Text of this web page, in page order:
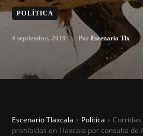
POLÍTICA
4 septiembre, 2019 Por Escenario Tlx
Escenario Tlaxcala Política
prohibidas en Tlaxcala por consulta de